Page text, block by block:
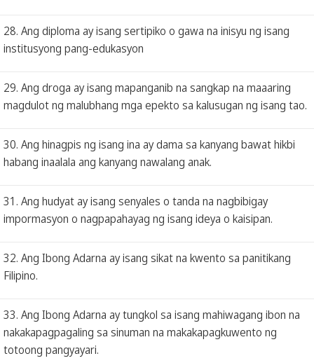
28. Ang diploma ay isang sertipiko o gawa na inisyu ng isang
institusyong pang-edukasyon
29. Ang droga ay isang mapanganib na sangkap na maaaring
magdulot ng malubhang mga epekto sa kalusugan ng isang tao.
30. Ang hinagpis ng isang ina ay dama sa kanyang bawat hikbi
habang inaalala ang kanyang nawalang anak.
31. Ang hudyat ay isang senyales o tanda na nagbibigay
impormasyon o nagpapahayag ng isang ideya o kaisipan.
32. Ang Ibong Adarna ay isang sikat na kwento sa panitikang
Filipino.
33. Ang Ibong Adarna ay tungkol sa isang mahiwagang ibon na
nakakapagpagaling sa sinuman na makakapagkuwento ng
totoong pangyayari.